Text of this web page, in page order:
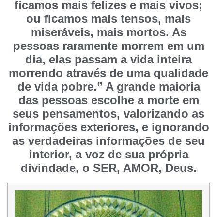
ficamos mais felizes e mais vivos;
ou ficamos mais tensos, mais
miseráveis, mais mortos. As
pessoas raramente morrem em um
dia, elas passam a vida inteira
morrendo através de uma qualidade
de vida pobre.” A grande maioria
das pessoas escolhe a morte em
seus pensamentos, valorizando as
informações exteriores, e ignorando
as verdadeiras informações de seu
interior, a voz de sua própria
divindade, o SER, AMOR, Deus.